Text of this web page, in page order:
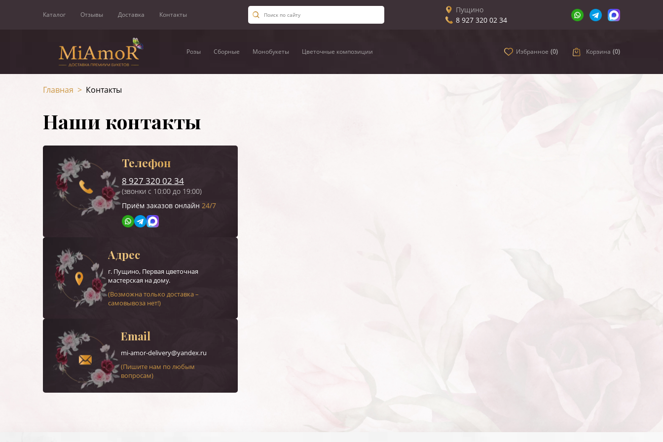
Каталог Отзывы Доставка Контакты
Пущино
8 927 320 02 34
Розы Сборные Монобукеты Цветочные композиции Избранное (0) Корзина (0)
Главная > Контакты
Наши контакты
Телефон
8 927 320 02 34
(звонки с 10:00 до 19:00)
Приём заказов онлайн 24/7
Адрес
г. Пущино, Первая цветочная
мастерская на дому.
(Возможна только доставка –
самовывоза нет!)
Email
mi-amor-delivery@yandex.ru
(Пишите нам по любым
вопросам)